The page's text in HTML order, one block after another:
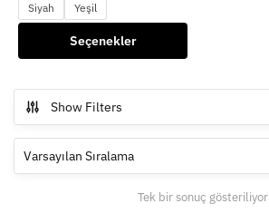
Siyah
Yeşil
Seçenekler
ürünün
fazla
varyasyonu
var.
Seçenekler
Show Filters
Tek bir sonuç gösteriliyor